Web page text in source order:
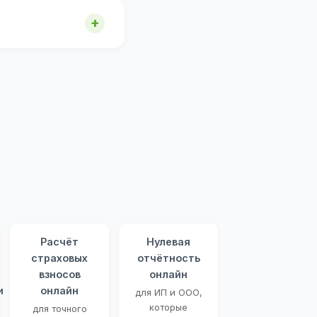
Расчёт
страховых
взносов
онлайн
для точного
Нулевая
отчётность
онлайн
для ИП и ООО,
которые